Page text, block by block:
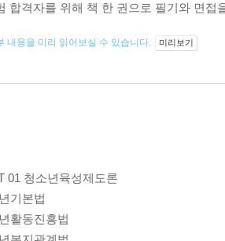
합격자를 위해 책 한 권으로 필기와 면
내용을 미리 읽어보실 수 있습니다. 미리보기
01 청소년육성제도론
기본법
활동진흥법